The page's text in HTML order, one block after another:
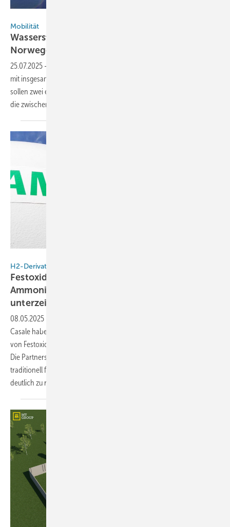
Mobilität
Wasserstoffantrieb für Seeverkehr zwischen
Norwegen und den
25.07.2025 -
mit insgesamt 6,4 Megawatt Leistung an eCap Marine. Die Module
sollen zwei emissionsfreie Containerschiffe von Samskip antreiben,
die zwischen Norwegen und den Niederlanden verkehren
H2-Derivate
Festoxid-Elektrolyse trifft auf
Ammoniakproduktion: Elcogen und Casale
unterzeichnen
08.05.2025
Casale haben ein Memorandum of Understanding für die Integration
von Festoxid-Elektrolyse in die Ammoniakproduktion unterzeichnet.
Die Partnerschaft zielt darauf ab, die CO2-Emissionen in der
traditionell fossilen Ammoniakherstellung durch grünen Wasserstoff
deutlich zu reduzieren.